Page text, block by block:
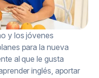
y los jóvenes
para la nueva
al que le gusta
inglés, aportar